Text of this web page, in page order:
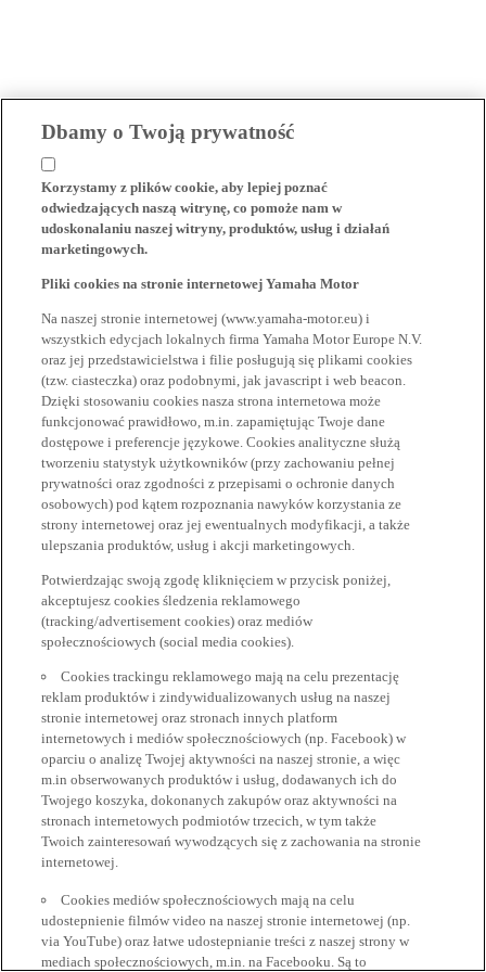
Dbamy o Twoją prywatność
Korzystamy z plików cookie, aby lepiej poznać
odwiedzających naszą witrynę, co pomoże nam w
udoskonalaniu naszej witryny, produktów, usług i działań
marketingowych.
Pliki cookies na stronie internetowej Yamaha Motor
Na naszej stronie internetowej (www.yamaha-motor.eu) i
wszystkich edycjach lokalnych firma Yamaha Motor Europe N.V.
oraz jej przedstawicielstwa i filie posługują się plikami cookies
(tzw. ciasteczka) oraz podobnymi, jak javascript i web beacon.
Dzięki stosowaniu cookies nasza strona internetowa może
funkcjonować prawidłowo, m.in. zapamiętując Twoje dane
dostępowe i preferencje językowe. Cookies analityczne służą
tworzeniu statystyk użytkowników (przy zachowaniu pełnej
prywatności oraz zgodności z przepisami o ochronie danych
osobowych) pod kątem rozpoznania nawyków korzystania ze
strony internetowej oraz jej ewentualnych modyfikacji, a także
ulepszania produktów, usług i akcji marketingowych.
Potwierdzając swoją zgodę kliknięciem w przycisk poniżej,
akceptujesz cookies śledzenia reklamowego
(tracking/advertisement cookies) oraz mediów
społecznościowych (social media cookies).
Cookies trackingu reklamowego mają na celu prezentację
reklam produktów i zindywidualizowanych usług na naszej
stronie internetowej oraz stronach innych platform
internetowych i mediów społecznościowych (np. Facebook) w
oparciu o analizę Twojej aktywności na naszej stronie, a więc
m.in obserwowanych produktów i usług, dodawanych ich do
Twojego koszyka, dokonanych zakupów oraz aktywności na
stronach internetowych podmiotów trzecich, w tym także
Twoich zainteresowań wywodzących się z zachowania na stronie
internetowej.
Cookies mediów społecznościowych mają na celu
udostepnienie filmów video na naszej stronie internetowej (np.
via YouTube) oraz łatwe udostepnianie treści z naszej strony w
mediach społecznościowych, m.in. na Facebooku. Są to